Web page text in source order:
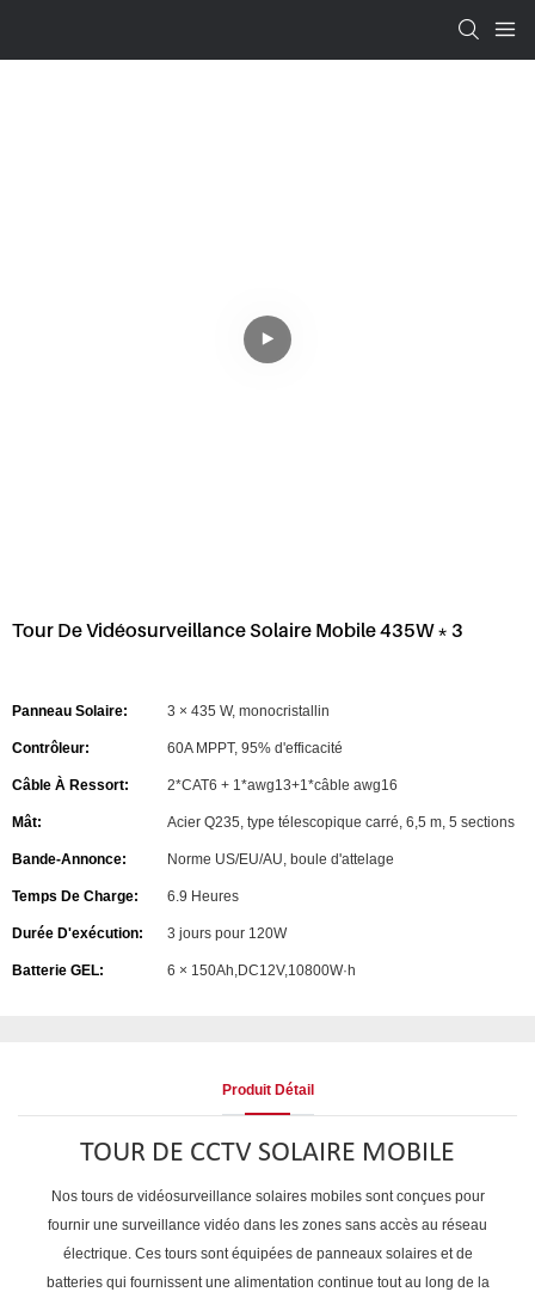
Tour De Vidéosurveillance Solaire Mobile 435W * 3
Panneau Solaire: 3 × 435 W, monocristallin
Contrôleur: 60A MPPT, 95% d'efficacité
Câble À Ressort: 2*CAT6 + 1*awg13+1*câble awg16
Mât: Acier Q235, type télescopique carré, 6,5 m, 5 sections
Bande-Annonce: Norme US/EU/AU, boule d'attelage
Temps De Charge: 6.9 Heures
Durée D'exécution: 3 jours pour 120W
Batterie GEL: 6 × 150Ah,DC12V,10800W·h
Produit Détail
TOUR DE CCTV SOLAIRE MOBILE
Nos tours de vidéosurveillance solaires mobiles sont conçues pour
fournir une surveillance vidéo dans les zones sans accès au réseau
électrique. Ces tours sont équipées de panneaux solaires et de
batteries qui fournissent une alimentation continue tout au long de la